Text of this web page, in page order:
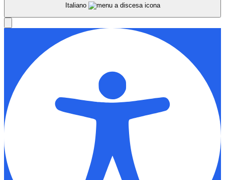
Italiano